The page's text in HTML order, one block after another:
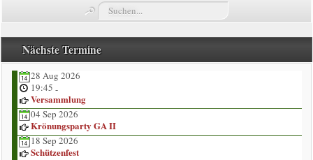
Züge
Vorstand
Kompaniekönige
Regimentskönige
Suchen...
Nächste Termine
28 Aug 2026
19:45 -
Versammlung
04 Sep 2026
Krönungsparty GA II
18 Sep 2026
Schützenfest